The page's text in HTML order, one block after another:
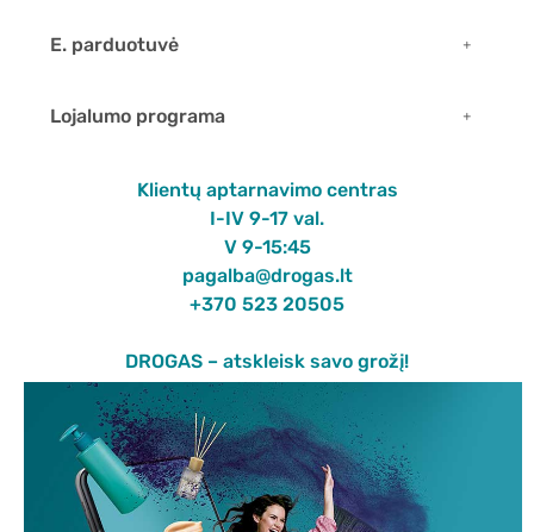
E. parduotuvė
Lojalumo programa
Klientų aptarnavimo centras
I-IV 9-17 val.
V 9-15:45
pagalba@drogas.lt
+370 523 20505
DROGAS – atskleisk savo grožį!